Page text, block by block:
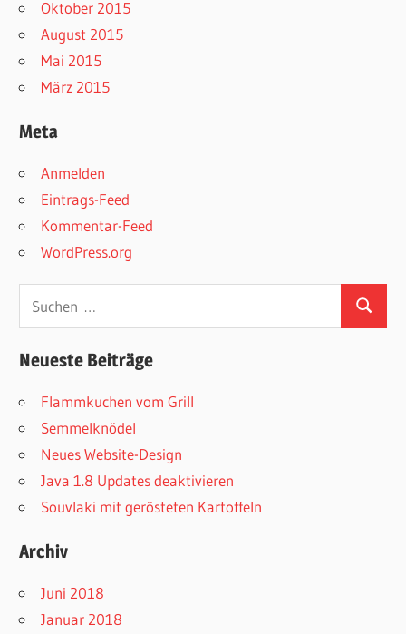
Oktober 2015
August 2015
Mai 2015
März 2015
Meta
Anmelden
Eintrags-Feed
Kommentar-Feed
WordPress.org
Suchen
Neueste Beiträge
Flammkuchen vom Grill
Semmelknödel
Neues Website-Design
Java 1.8 Updates deaktivieren
Souvlaki mit gerösteten Kartoffeln
Archiv
Juni 2018
Januar 2018